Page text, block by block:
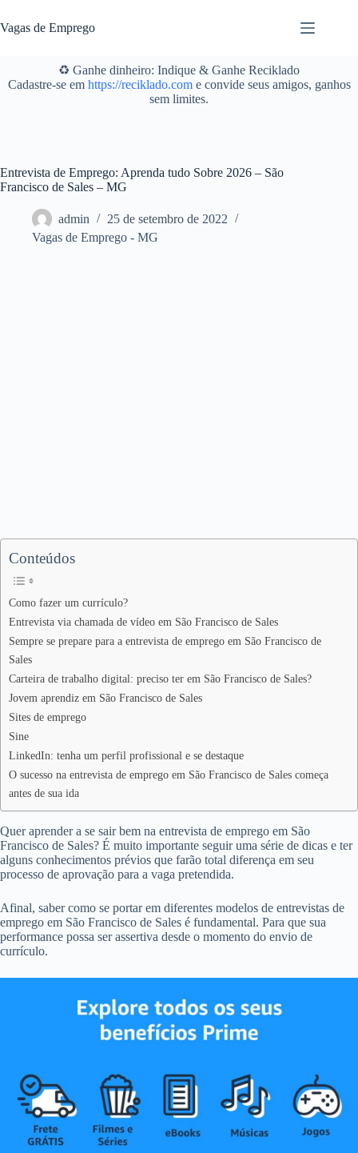
para
o
Vagas de Emprego
♻️ Ganhe dinheiro: Indique & Ganhe Reciklado
Cadastre-se em https://reciklado.come convide seus amigos, ganhos
sem limites.
Entrevista de Emprego: Aprenda tudo Sobre 2026 – São
Francisco de Sales – MG
admin
25 de setembro de 2022
Vagas de Emprego - MG
Conteúdos
Como fazer um currículo?
Entrevista via chamada de vídeo em São Francisco de Sales
Sempre se prepare para a entrevista de emprego em São Francisco de
Sales
Carteira de trabalho digital: preciso ter em São Francisco de Sales?
Jovem aprendiz em São Francisco de Sales
Sites de emprego
Sine
LinkedIn: tenha um perfil profissional e se destaque
O sucesso na entrevista de emprego em São Francisco de Sales começa
antes de sua ida
Quer aprender a se sair bem na entrevista de emprego em São
Francisco de Sales? É muito importante seguir uma série de dicas e ter
alguns conhecimentos prévios que farão total diferença em seu
processo de aprovação para a vaga pretendida.
Afinal, saber como se portar em diferentes modelos de entrevistas de
emprego em São Francisco de Sales é fundamental. Para que sua
performance possa ser assertiva desde o momento do envio de
currículo.